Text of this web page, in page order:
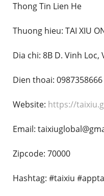
Thong Tin Lien He
Thuong hieu: TAI XIU
Dia chi: 8B D. Vinh
Dien thoai: 0987358666
Website: https://
Email:
Zipcode: 70000
Hashtag: #taixiu